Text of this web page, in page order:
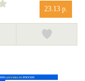
23.13 р.